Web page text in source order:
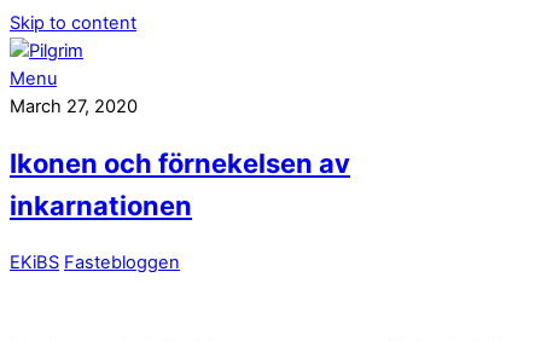
Skip to content
Menu
March 27, 2020
Ikonen och förnekelsen av
inkarnationen
EKiBS Fastebloggen